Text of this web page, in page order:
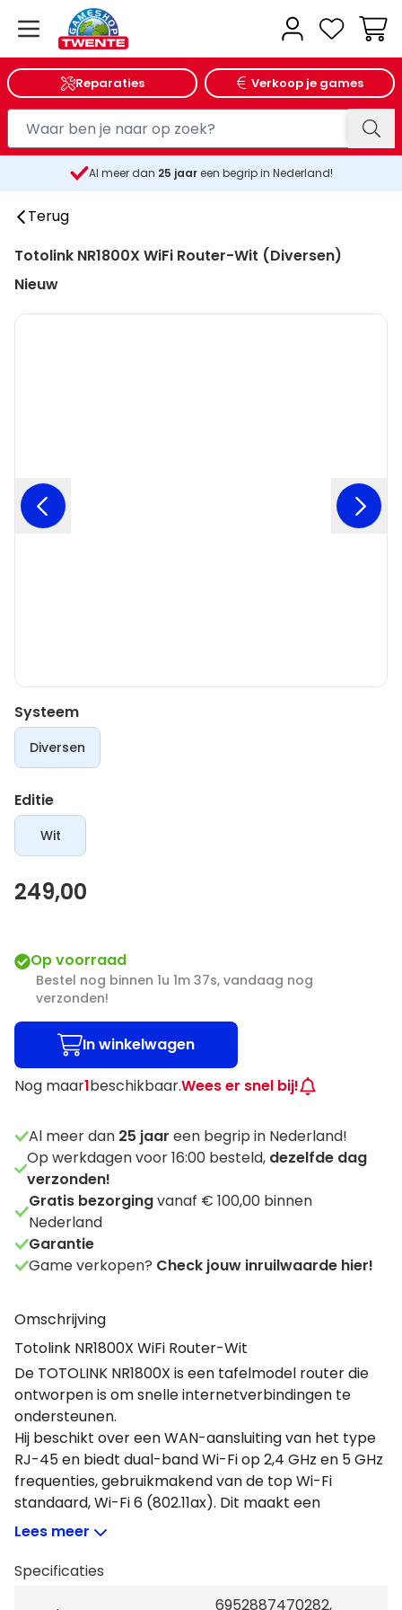
Reparaties Verkoop je games
Al meer dan 25 jaareen begrip in Nederland!
Terug
Totolink NR1800X WiFi Router-Wit (Diversen)
Nieuw
Systeem
Diversen
Editie
Wit
249,00
Op voorraad
Bestel nog binnen 1u 1m 37s, vandaag nog
verzonden!
In winkelwagen
Nog maar1beschikbaar.Wees er snel bij!
Al meer dan 25 jaar een begrip in Nederland!
Op werkdagen voor 16:00 besteld, dezelfde dag
verzonden!
Gratis bezorgingvanaf € 100,00 binnen
Nederland
Garantie
Game verkopen? Check jouw inruilwaarde hier!
Omschrijving
Totolink NR1800X WiFi Router-Wit
De TOTOLINK NR1800X is een tafelmodel router die
ontworpen is om snelle internetverbindingen te
ondersteunen.
Hij beschikt over een WAN-aansluiting van het type
RJ-45 en biedt dual-band Wi-Fi op 2,4 GHz en 5 GHz
frequenties, gebruikmakend van de top Wi-Fi
standaard, Wi-Fi 6 (802.11ax). Dit maakt een
maximale WLAN-gegevensoverdrachtsnelheid van
snelle internettoegang.
Lees meer
Specificaties
6952887470282,